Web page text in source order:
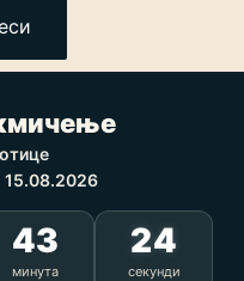
15.08.2026
43
минута
23
секунди